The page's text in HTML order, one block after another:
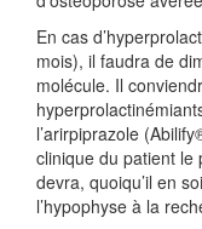
En cas
mois), il faudra de
molécule. Il
l’arirpiprazole
clinique du patient le
devra, quoiqu’il en
l’hypophyse à la